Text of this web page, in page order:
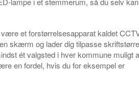
et forstørrelsesapparat kaldet
skærm og lader dig tilpasse
ét valgsted i hver kommune muligt
en fordel, hvis du for eksempel er